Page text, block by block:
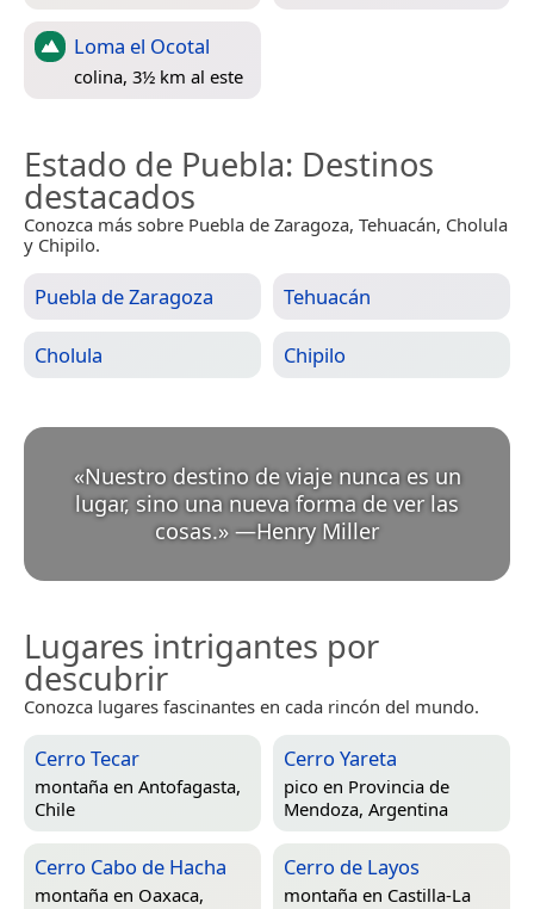
Loma el Ocotal
colina, 3½ km al este
Estado de Puebla: Destinos
destacados
Conozca más sobre Puebla de Zaragoza, Tehuacán, Cholula
y Chipilo.
Puebla de Zaragoza Tehuacán
Cholula Chipilo
«Nuestro destino de viaje nunca es un
lugar, sino una nueva forma de ver las
cosas.» —Henry Miller
Lugares intrigantes por
descubrir
Conozca lugares fascinantes en cada rincón del mundo.
Cerro Tecar
montaña en Antofagasta,
Chile
Cerro Yareta
pico en Provincia de
Mendoza, Argentina
Cerro Cabo de Hacha
montaña en Oaxaca,
Cerro de Layos
montaña en Castilla-La